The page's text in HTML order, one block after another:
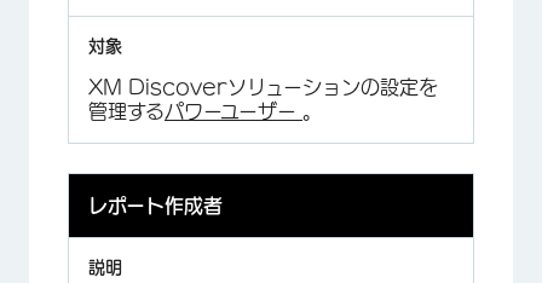
XM Discoverソリューションの設定を
管理するパワーユーザー 。
レポート作成者